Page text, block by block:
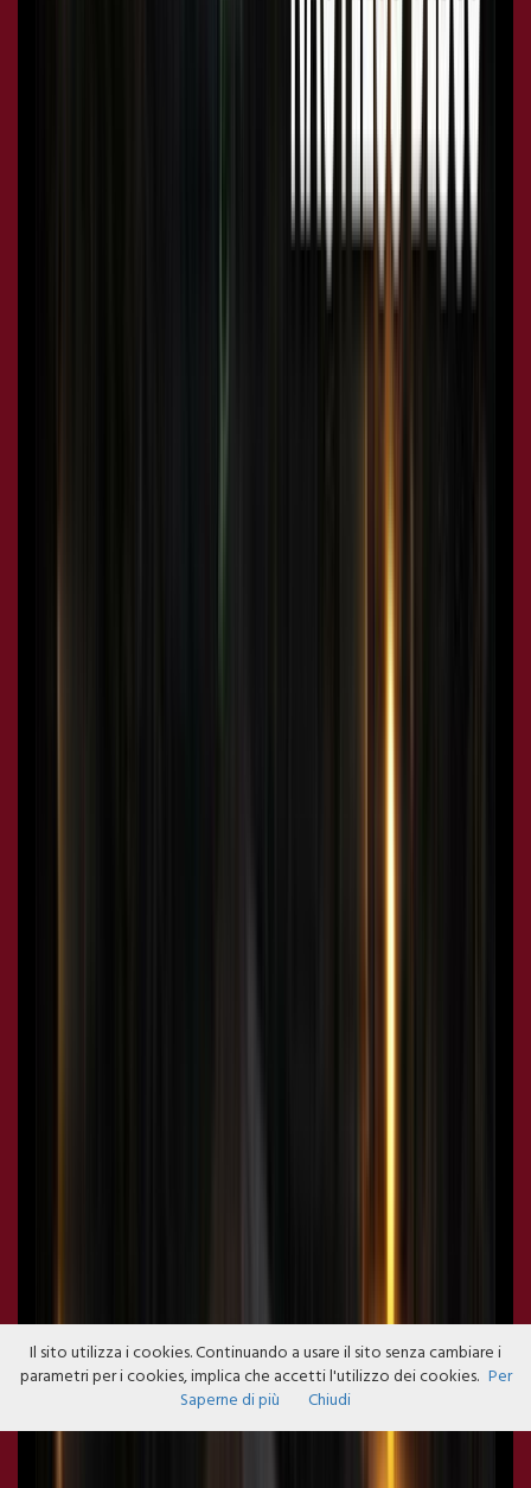
Il sito utilizza i cookies. Continuando a usare il sito senza cambiare i
parametri per i cookies, implica che accetti l'utilizzo dei cookies. Per
Saperne di più
Chiudi